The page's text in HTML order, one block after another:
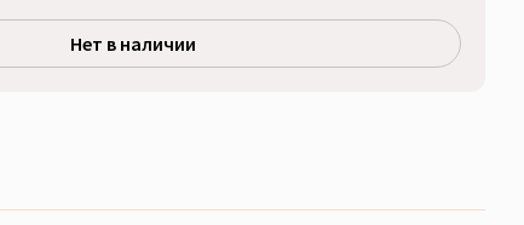
Нет в наличии